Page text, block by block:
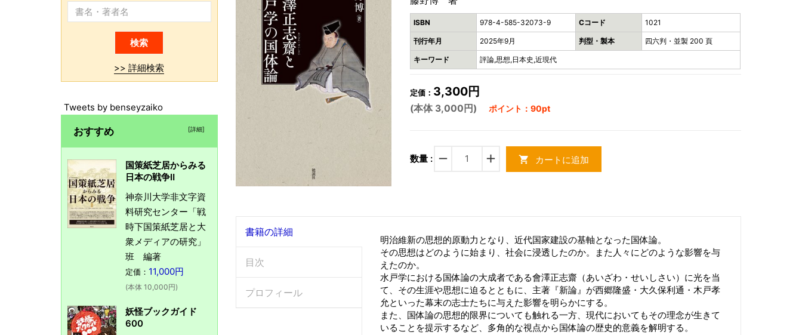
ISBN 978-4-585-32073-9 Cコード 1021
刊行年月 2025年9月 判型・製本 四六判・並製 200 頁
キーワード 評論,思想,日本史,近現代
定価： 3,300円
(本体 3,000円) ポイント：90pt
数量 : remove add shopping_cart カートに追加
書籍の詳細
目次
プロフィール
明治維新の思想的原動力となり、近代国家建設の基軸となった国体論。
その思想はどのように始まり、社会に浸透したのか。また人々にどのような影響を与
えたのか。
水戸学における国体論の大成者である會澤正志齋（あいざわ・せいしさい）に光を当
て、その生涯や思想に迫るとともに、主著『新論』が西郷隆盛・大久保利通・木戸孝
允といった幕末の志士たちに与えた影響を明らかにする。
また、国体論の思想的限界についても触れる一方、現代においてもその理念が生きて
いることを提示するなど、多角的な視点から国体論の歴史的意義を解明する。
>> 詳細検索
Tweets by benseyzaiko
おすすめ [詳細]
国策紙芝居からみる
日本の戦争Ⅱ
神奈川大学非文字資
料研究センター「戦
時下国策紙芝居と大
衆メディアの研究」
班 編著
定価： 11,000円
(本体 10,000円)
妖怪ブックガイド
600